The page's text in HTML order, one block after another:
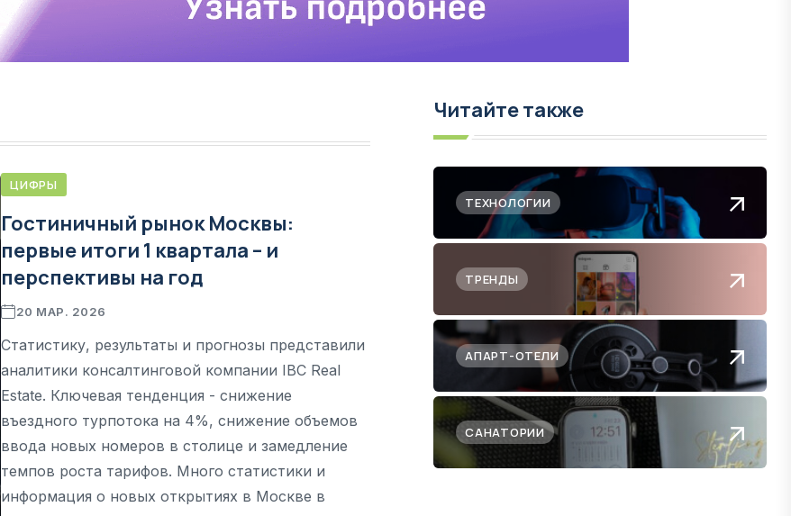
ЦИФРЫ
Гостиничный рынок Москвы:
первые итоги 1 квартала – и
перспективы на год
20 МАР. 2026
Статистику, результаты и прогнозы представили
аналитики консалтинговой компании IBC Real
Estate. Ключевая тенденция - снижение
въездного турпотока на 4%, снижение объемов
ввода новых номеров в столице и замедление
темпов роста тарифов. Много статистики и
информация о новых открытиях в Москве в
Читайте также
ТЕХНОЛОГИИ
ТРЕНДЫ
АПАРТ-ОТЕЛИ
САНАТОРИИ